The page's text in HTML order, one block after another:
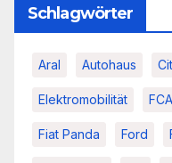
Schlagwörter
Aral Autohaus
Elektromobilität FCA
Fiat Panda Ford